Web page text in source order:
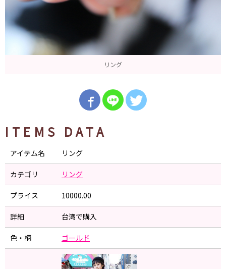
リング
ITEMS DATA
アイテム名 リング
カテゴリ リング
プライス 10000.00
詳細 台湾で購入
色・柄 ゴールド